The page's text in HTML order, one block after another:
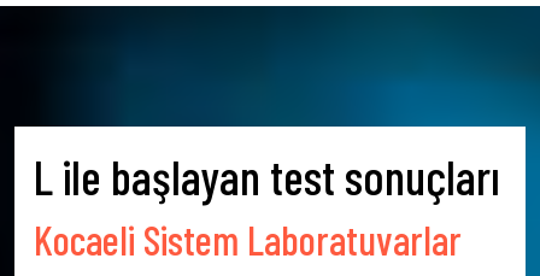
L ile başlayan test sonuçları
Kocaeli Sistem Laboratuvarlar